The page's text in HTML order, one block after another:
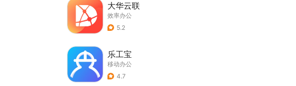
大华云联
效率办公
5.2
乐工宝
移动办公
4.7